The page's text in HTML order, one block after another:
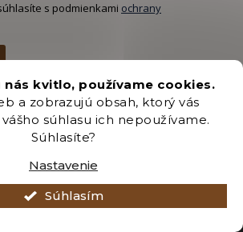
nás kvitlo, používame cookies.
a zobrazujú obsah, ktorý vás
súhlasu ich nepoužívame.
Súhlasíte?
Nastavenie
Súhlasím
s podmienkami ochrany
Shoptet Premium
Brozany